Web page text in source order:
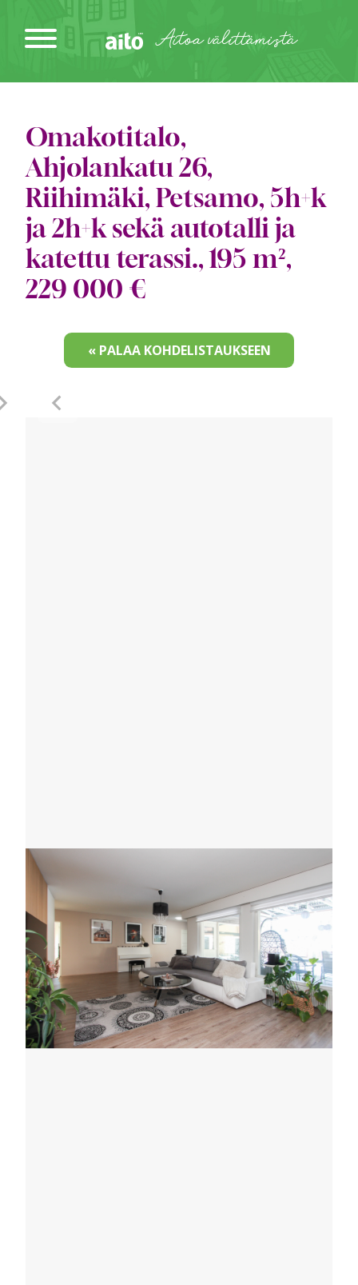
sisältöön
Aitoa välittämistä
Omakotitalo,
Ahjolankatu 26,
Riihimäki, Petsamo, 5h+k
ja 2h+k sekä autotalli ja
katettu terassi., 195 m²,
229 000 €
« PALAA KOHDELISTAUKSEEN